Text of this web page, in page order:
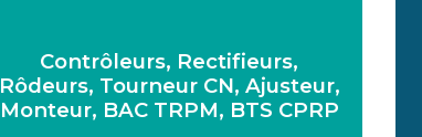
Contrôleurs, Rectifieurs,
Rôdeurs, Tourneur CN, Ajusteur,
Monteur, BAC TRPM, BTS CPRP